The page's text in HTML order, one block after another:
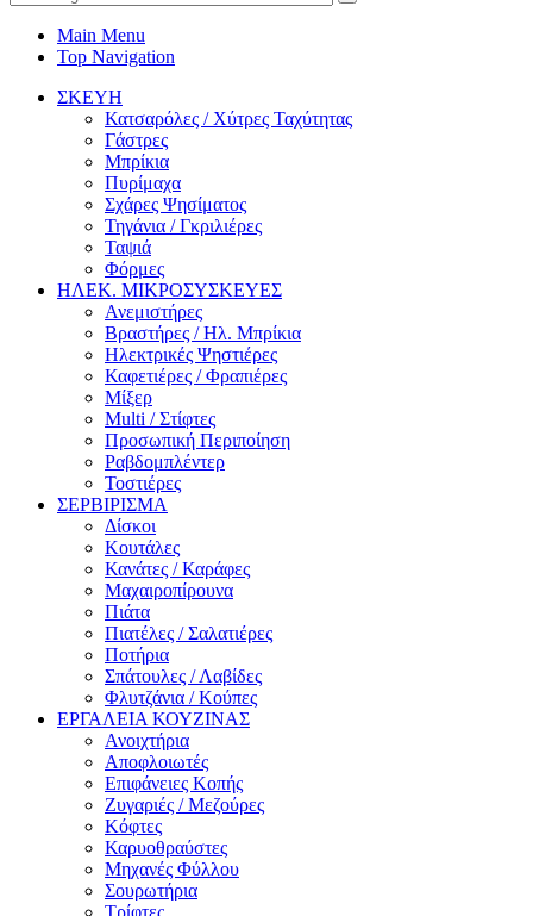
Main Menu
Top Navigation
ΣΚΕΥΗ
Κατσαρόλες / Χύτρες Ταχύτητας
Γάστρες
Μπρίκια
Πυρίμαχα
Σχάρες Ψησίματος
Τηγάνια / Γκριλιέρες
Ταψιά
Φόρμες
ΗΛΕΚ. ΜΙΚΡΟΣΥΣΚΕΥΕΣ
Ανεμιστήρες
Βραστήρες / Ηλ. Μπρίκια
Ηλεκτρικές Ψηστιέρες
Καφετιέρες / Φραπιέρες
Μίξερ
Multi / Στίφτες
Προσωπική Περιποίηση
Ραβδομπλέντερ
Τοστιέρες
ΣΕΡΒΙΡΙΣΜΑ
Δίσκοι
Κουτάλες
Κανάτες / Καράφες
Μαχαιροπίρουνα
Πιάτα
Πιατέλες / Σαλατιέρες
Ποτήρια
Σπάτουλες / Λαβίδες
Φλυτζάνια / Κούπες
ΕΡΓΑΛΕΙΑ ΚΟΥΖΙΝΑΣ
Ανοιχτήρια
Αποφλοιωτές
Επιφάνειες Κοπής
Ζυγαριές / Μεζούρες
Κόφτες
Καρυοθραύστες
Μηχανές Φύλλου
Σουρωτήρια
Τρίφτες